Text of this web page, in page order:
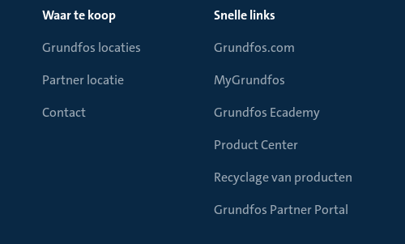
Waar te koop
Grundfos locaties
Partner locatie
Contact
Snelle links
Grundfos.com
MyGrundfos
Grundfos Ecademy
Product Center
Recyclage van producten
Grundfos Partner Portal